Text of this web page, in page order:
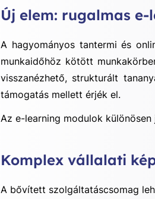
Új elem: rugalmas
A hagyományos tantermi és
munkaidőhöz kötött
visszanézhető, strukturált
támogatás mellett érjék el.
Az e-learning modulok
Komplex vállalati
A bővített szolgáltatáscsomag